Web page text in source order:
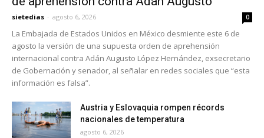
sietedias - agosto 6, 2026 0
La Embajada de Estados Unidos en México desmiente este 6 de
agosto la versión de una supuesta orden de aprehensión
internacional contra Adán Augusto López Hernández, exsecretario
de Gobernación y senador, al señalar en redes sociales que “esta
información es falsa”.
Austria y Eslovaquia rompen récords
nacionales de temperatura
agosto 6, 2026